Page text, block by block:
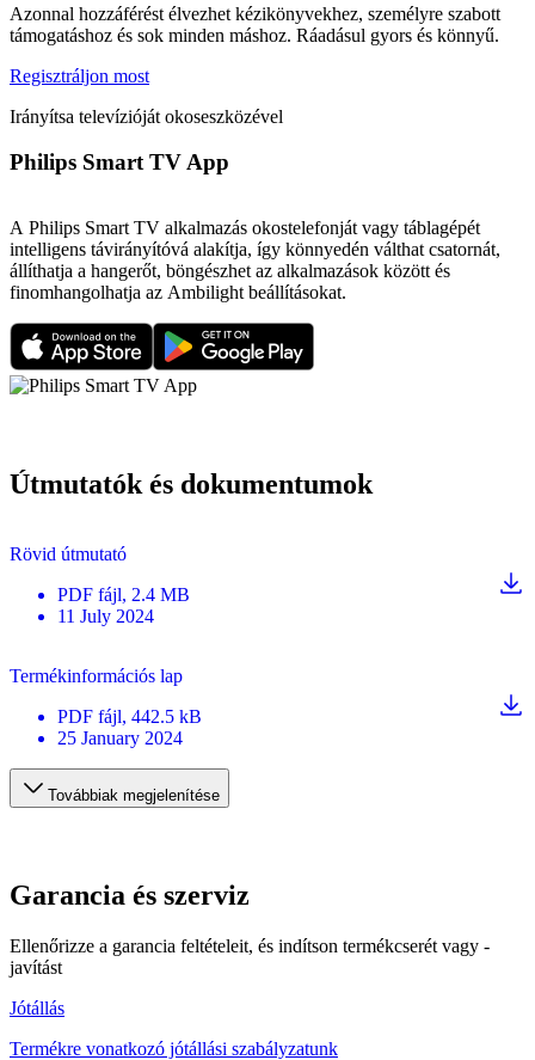
Azonnal hozzáférést élvezhet kézikönyvekhez, személyre szabott
támogatáshoz és sok minden máshoz. Ráadásul gyors és könnyű.
Regisztráljon most
Irányítsa televízióját okoseszközével
Philips Smart TV App
A Philips Smart TV alkalmazás okostelefonját vagy táblagépét
intelligens távirányítóvá alakítja, így könnyedén válthat csatornát,
állíthatja a hangerőt, böngészhet az alkalmazások között és
finomhangolhatja az Ambilight beállításokat.
Útmutatók és dokumentumok
Rövid útmutató
PDF fájl, 2.4 MB
11 July 2024
Termékinformációs lap
PDF fájl, 442.5 kB
25 January 2024
Továbbiak megjelenítése
Garancia és szerviz
Ellenőrizze a garancia feltételeit, és indítson termékcserét vagy -
javítást
Jótállás
Termékre vonatkozó jótállási szabályzatunk